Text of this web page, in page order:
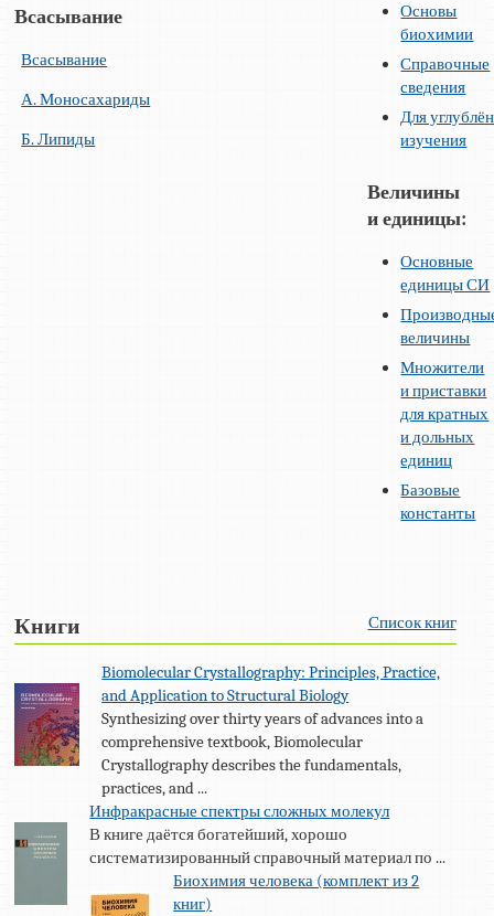
Всасывание
Всасывание
А. Моносахариды
Б. Липиды
Основы
биохимии
Справочные
сведения
Для
изучения
Величины
и единицы:
Основные
единицы СИ
величины
Множители
и приставки
для кратных
и дольных
единиц
Базовые
константы
Книги Список книг
Biomolecular Crystallography: Principles, Practice,
and Application to Structural Biology
Synthesizing over thirty years of advances into a
comprehensive textbook, Biomolecular
Crystallography describes the fundamentals,
practices, and ...
Инфракрасные спектры сложных молекул
В книге даётся богатейший, хорошо
систематизированный справочный материал по ...
Биохимия человека (комплект из 2
книг)